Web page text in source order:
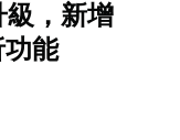
，新增
功能